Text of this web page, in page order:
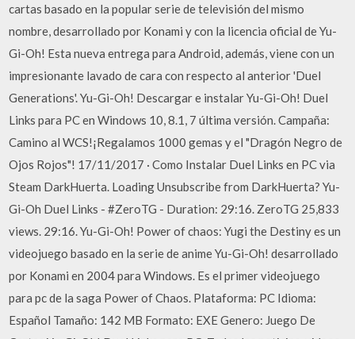
cartas basado en la popular serie de televisión del mismo
nombre, desarrollado por Konami y con la licencia oficial de Yu-
Gi-Oh! Esta nueva entrega para Android, además, viene con un
impresionante lavado de cara con respecto al anterior 'Duel
Generations'. Yu-Gi-Oh! Descargar e instalar Yu-Gi-Oh! Duel
Links para PC en Windows 10, 8.1, 7 última versión. Campaña:
Camino al WCS!¡Regalamos 1000 gemas y el "Dragón Negro de
Ojos Rojos"! 17/11/2017 · Como Instalar Duel Links en PC via
Steam DarkHuerta. Loading Unsubscribe from DarkHuerta? Yu-
Gi-Oh Duel Links - #ZeroTG - Duration: 29:16. ZeroTG 25,833
views. 29:16. Yu-Gi-Oh! Power of chaos: Yugi the Destiny es un
videojuego basado en la serie de anime Yu-Gi-Oh! desarrollado
por Konami en 2004 para Windows. Es el primer videojuego
para pc de la saga Power of Chaos. Plataforma: PC Idioma:
Español Tamaño: 142 MB Formato: EXE Genero: Juego De